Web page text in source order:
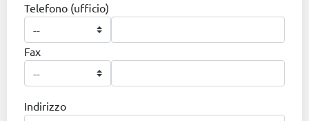
Telefono (ufficio)
Fax
Indirizzo